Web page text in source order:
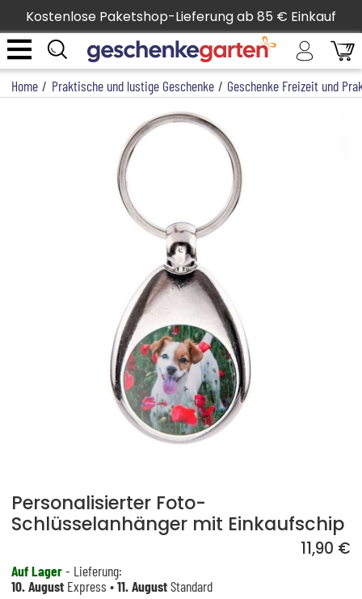
Kostenlose Paketshop-Lieferung ab 85 € Einkauf
Home / Praktische und lustige Geschenke / Geschenke Freizeit und
Personalisierter Foto-
Schlüsselanhänger mit Einkaufschip
11,90 €
Auf Lager- Lieferung:
10. August Express •11. AugustStandard